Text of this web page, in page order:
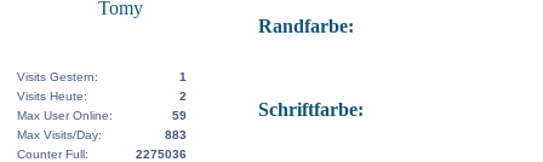
Tomy
Visits Gestern:
1
Visits Heute:
2
Max User Online:
59
Max Visits/Day:
883
Counter Full:
2275036
Randfarbe:
Schriftfarbe: